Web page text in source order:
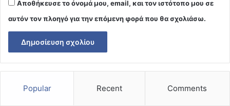
Αποθήκευσε το όνομά μου, email, και τον ιστότοπο μου σε
αυτόν τον πλοηγό για την επόμενη φορά που θα σχολιάσω.
Popular Recent Comments